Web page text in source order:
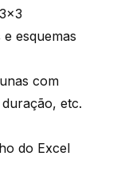
esquemas
com
etc.
do Excel